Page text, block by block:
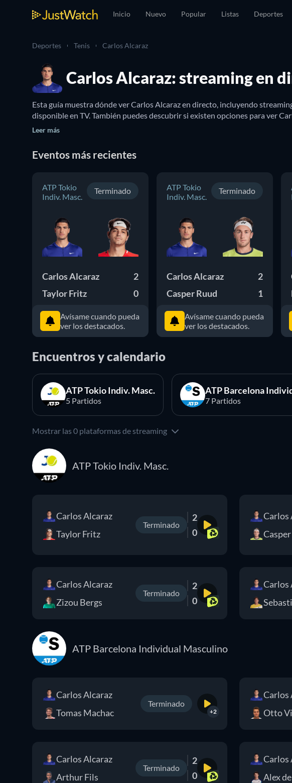
Inicio Nuevo Popular Listas Deportes
Deportes Tenis Carlos Alcaraz
Carlos Alcaraz: streaming en
Esta guía muestra dónde ver Carlos Alcaraz en directo, incluyendo
disponible en TV. También puedes descubrir si existen opciones para ver
Leer más
Eventos más recientes
ATP Tokio
Indiv. Masc.
Terminado
Carlos Alcaraz
2
Taylor Fritz
0
Avísame cuando pueda
ver los destacados.
ATP Tokio
Indiv. Masc.
Terminado
Carlos Alcaraz
2
Casper Ruud
1
Avísame cuando pueda
ver los destacados.
Encuentros y calendario
ATP Tokio Indiv. Masc.
5 Partidos
ATP Barcelona
7 Partidos
Mostrar las 0 plataformas de streaming
ATP Tokio Indiv. Masc.
Carlos Alcaraz
Taylor Fritz
Terminado
2
0
Carlos
Carlos Alcaraz
Zizou Bergs
Terminado
2
0
Carlos
ATP Barcelona Individual Masculino
Carlos Alcaraz
Tomas Machac
Terminado
+2
Carlos
Otto
Carlos Alcaraz
Arthur Fils
Terminado
2
0
Carlos
Alex